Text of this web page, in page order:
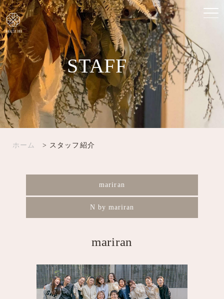
STAFF
ホーム > スタッフ紹介
mariran
N by mariran
mariran